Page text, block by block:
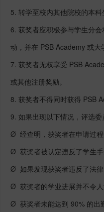
5. 转学至校内其他院校的本科
6. 获奖者应积极参与学生分
动，并在 PSB Academy 或
7. 获奖者无权享受 PSB
或其他注册奖励。
8. 获奖者不得同时获得 PSB
9. 如果出现以下情况，评选委
Ø 经查明，获奖者在申请过程
Ø 获奖者被认定违反了学生手
Ø 如果发现获奖者违反了法
Ø 获奖者的学业进展并不令人
Ø 获奖者未能达到 90% 的出